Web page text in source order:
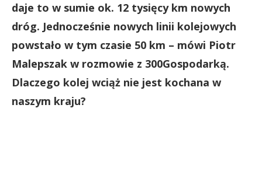
daje to w sumie ok. 12 tysięcy km nowych
dróg. Jednocześnie nowych linii kolejowych
powstało w tym czasie 50 km – mówi Piotr
Malepszak w rozmowie z 300Gospodarką.
Dlaczego kolej wciąż nie jest kochana w
naszym kraju?